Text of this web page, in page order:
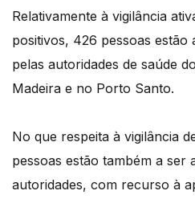
Relativamente à vigilância
positivos, 426 pessoas estão
pelas autoridades de saúde
Madeira e no Porto Santo.
No que respeita à vigilância
pessoas estão também a ser
autoridades, com recurso à